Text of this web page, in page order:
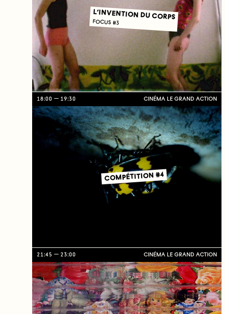
L’INVENTION DU CORPS
FOCUS #3
18:00 19:30 CINÉMA LE GRAND ACTION
COMPÉTITION #4
21:45 23:00 CINÉMA LE GRAND ACTION